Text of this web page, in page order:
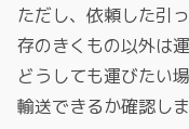
ただし、依頼した引
存のきくもの以外は
どうしても運びたい
輸送できるか確認しま